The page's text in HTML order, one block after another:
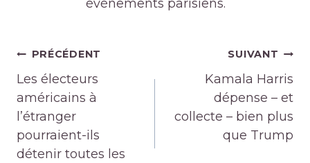
événements parisiens.
Navigation
de
l’article
PRÉCÉDENT
Les électeurs
américains à
l’étranger
pourraient-ils
détenir toutes les
SUIVANT
Kamala Harris
dépense – et
collecte – bien plus
que Trump